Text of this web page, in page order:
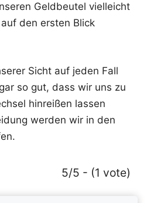
Geldbeutel vielleicht
den ersten Blick
Sicht auf jeden Fall
so gut, dass wir uns zu
hinreißen lassen
werden wir in den
5/5 - (1 vote)